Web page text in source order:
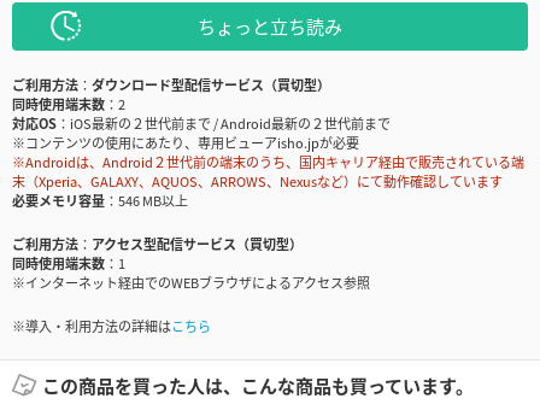
ちょっと立ち読み
ご利用方法
ダウンロード型配信サービス（買切型）
同時使用端末数
2
対応OS
iOS最新の２世代前まで / Android最新の２世代前まで
※コンテンツの使用にあたり、専用ビューアisho.jpが必要
※Androidは、Android２世代前の端末のうち、国内キャリア経由で販売されている端
末（Xperia、GALAXY、AQUOS、ARROWS、Nexusなど）にて動作確認しています
必要メモリ容量
546 MB以上
ご利用方法
アクセス型配信サービス（買切型）
同時使用端末数
1
※インターネット経由でのWEBブラウザによるアクセス参照
※導入・利用方法の詳細はこちら
この商品を買った人は、こんな商品も買っています。